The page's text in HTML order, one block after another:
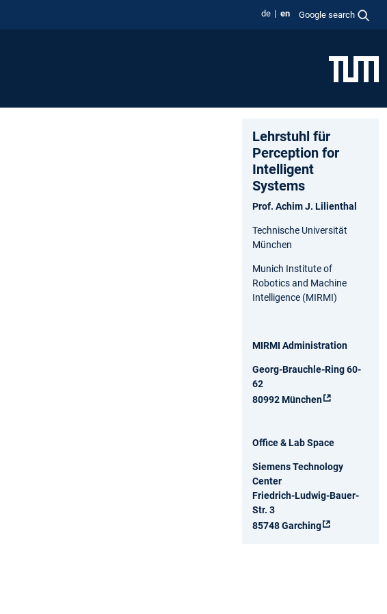
de en Google search
Lehrstuhl für
Perception for
Intelligent
Systems
Prof. Achim J. Lilienthal
Technische Universität
München
Munich Institute of
Robotics and Machine
Intelligence (MIRMI)
MIRMI Administration
Georg-Brauchle-Ring 60-
62
80992 München
Office & Lab Space
Siemens Technology
Center
Friedrich-Ludwig-Bauer-
Str. 3
85748 Garching